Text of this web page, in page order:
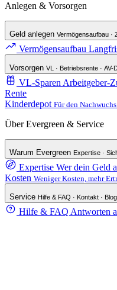
Anlegen & Vorsorgen
Geld anlegen Vermögensaufbau ·
Vermögensaufbau
Vorsorgen VL · Betriebsrente · AV-
VL-Sparen Arbeitgeber-
Rente
Kinderdepot Für den
Über Evergreen & Service
Warum Evergreen Expertise ·
Expertise Wer dein Geld
Kosten Weniger Kosten, mehr
Service Hilfe & FAQ · Kontakt · Blog
Hilfe & FAQ Antworten